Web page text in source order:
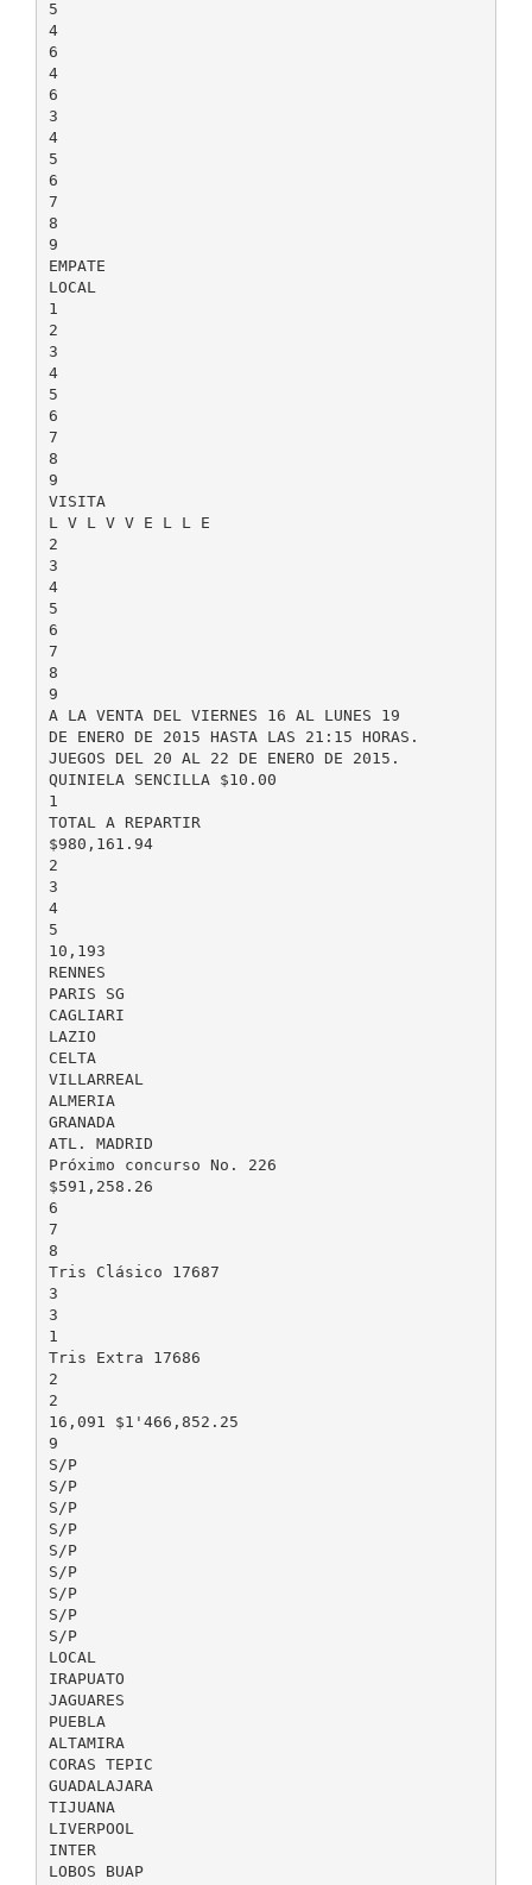
5
4
6
4
6
3
4
5
6
7
8
9
EMPATE
LOCAL
1
2
3
4
5
6
7
8
9
VISITA
L V L V V E L L E
2
3
4
5
6
7
8
9
A LA VENTA DEL VIERNES 16 AL LUNES 19
DE ENERO DE 2015 HASTA LAS 21:15 HORAS.
JUEGOS DEL 20 AL 22 DE ENERO DE 2015.
QUINIELA SENCILLA $10.00
1
TOTAL A REPARTIR
$980,161.94
2
3
4
5
10,193
RENNES
PARIS SG
CAGLIARI
LAZIO
CELTA
VILLARREAL
ALMERIA
GRANADA
ATL. MADRID
Próximo concurso No. 226
$591,258.26
6
7
8
Tris Clásico 17687
3
3
1
Tris Extra 17686
2
2
16,091 $1'466,852.25
9
S/P
S/P
S/P
S/P
S/P
S/P
S/P
S/P
S/P
LOCAL
IRAPUATO
JAGUARES
PUEBLA
ALTAMIRA
CORAS TEPIC
GUADALAJARA
TIJUANA
LIVERPOOL
INTER
LOBOS BUAP